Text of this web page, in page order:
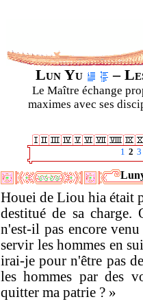
Lun Yu –
Le Maître échange
maximes avec ses
1 2 3
Houei de Liou hia était
destitué de sa
n'est-il pas encore
servir les hommes en
irai-je pour n'être pas
les hommes par des
quitter ma patrie ? »